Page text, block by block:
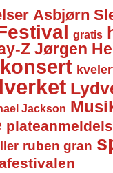
Asbjørn
gratis
Z Jørgen
konsert
Jackson
ruben gran